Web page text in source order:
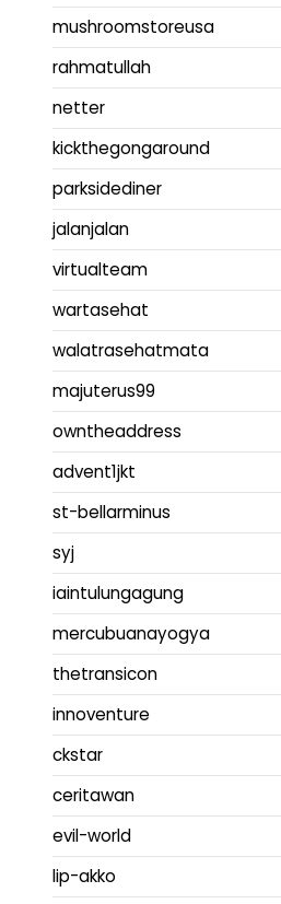
mushroomstoreusa
rahmatullah
netter
kickthegongaround
parksidediner
jalanjalan
virtualteam
wartasehat
walatrasehatmata
majuterus99
owntheaddress
advent1jkt
st-bellarminus
syj
iaintulungagung
mercubuanayogya
thetransicon
innoventure
ckstar
ceritawan
evil-world
lip-akko